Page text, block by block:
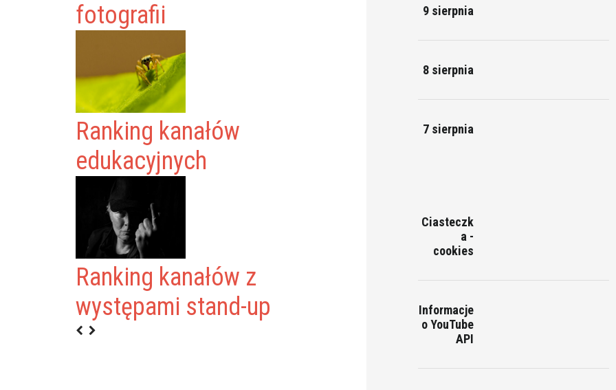
fotografii
Ranking kanałów
edukacyjnych
Ranking kanałów z
występami stand-up
9 sierpnia
8 sierpnia
7 sierpnia
Ciasteczk
a -
cookies
Informacje
o YouTube
API